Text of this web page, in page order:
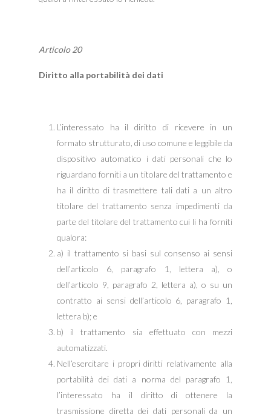
Articolo 20
Diritto alla portabilità dei dati
L’interessato ha il diritto di ricevere in un
formato strutturato, di uso comune e leggibile da
dispositivo automatico i dati personali che lo
riguardano forniti a un titolare del trattamento e
ha il diritto di trasmettere tali dati a un altro
titolare del trattamento senza impedimenti da
parte del titolare del trattamento cui li ha forniti
qualora:
a) il trattamento si basi sul consenso ai sensi
dell’articolo 6, paragrafo 1, lettera a), o
dell’articolo 9, paragrafo 2, lettera a), o su un
contratto ai sensi dell’articolo 6, paragrafo 1,
lettera b); e
b) il trattamento sia effettuato con mezzi
automatizzati.
Nell’esercitare i propri diritti relativamente alla
portabilità dei dati a norma del paragrafo 1,
l’interessato ha il diritto di ottenere la
trasmissione diretta dei dati personali da un